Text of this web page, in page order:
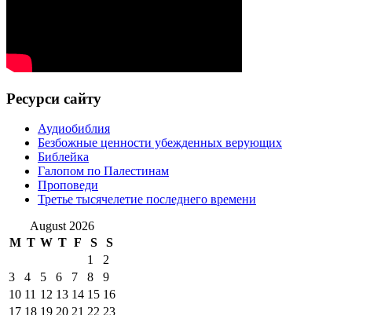
Ресурси сайту
Аудиобиблия
Безбожные ценности убежденных верующих
Библейка
Галопом по Палестинам
Проповеди
Третье тысячелетие последнего времени
August 2026
M T W T F S
S
1
2
3
4 5 6 7 8
9
10 11 12 13 14 15 16
17 18 19 20 21 22 23